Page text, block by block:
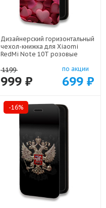
Дизайнерский горизонтальный
чехол-книжка для Xiaomi
RedMi Note 10T розовые
1199
999 ₽
по акции
699 ₽
-16%